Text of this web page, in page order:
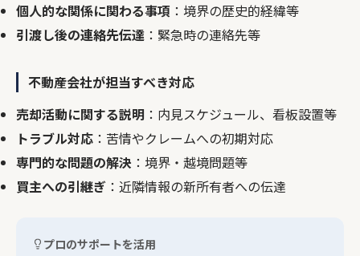
個人的な関係に関わる事項 ：境界の歴史的経緯等
引渡し後の連絡先伝達 ：緊急時の連絡先等
不動産会社が担当すべき対応
売却活動に関する説明 ：内見スケジュール、看板設置等
トラブル対応 ：苦情やクレームへの初期対応
専門的な問題の解決 ：境界・越境問題等
買主への引継ぎ ：近隣情報の新所有者への伝達
プロのサポートを活用